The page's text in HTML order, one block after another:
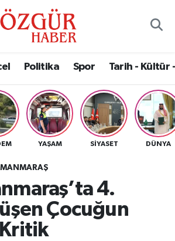
Politika Spor Tarih - Kültür
YAŞAM SIYASET DÜNYA
4.
Çocuğun
Durumu ve Fikstür